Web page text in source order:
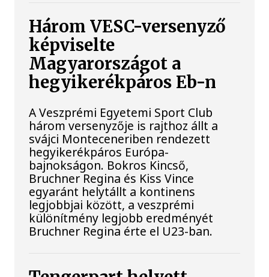
Három VESC-versenyző
képviselte
Magyarországot a
hegyikerékpáros Eb-n
A Veszprémi Egyetemi Sport Club
három versenyzője is rajthoz állt a
svájci Monteceneriben rendezett
hegyikerékpáros Európa-
bajnokságon. Bokros Kincső,
Bruchner Regina és Kiss Vince
egyaránt helytállt a kontinens
legjobbjai között, a veszprémi
különítmény legjobb eredményét
Bruchner Regina érte el U23-ban.